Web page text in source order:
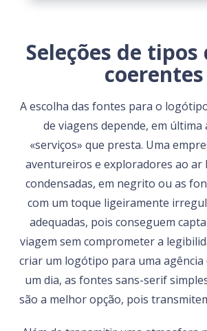
Seleções de
coerentes
A escolha das fontes para o
de viagens depende, em última
«serviços» que presta. Uma
aventureiros e exploradores ao ar
condensadas, em negrito ou as
com um toque ligeiramente
adequadas, pois conseguem
viagem sem comprometer a
criar um logótipo para uma agência
um dia, as fontes sans-serif
são a melhor opção, pois